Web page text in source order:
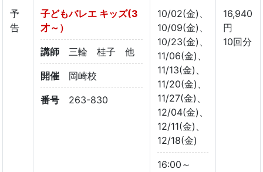
予
告
子どもバレエ キッズ(3
才～）
講師 三輪 桂子 他
開催 岡崎校
番号 263-830
10/02(金)、
10/09(金)、
10/23(金)、
11/06(金)、
11/13(金)、
11/20(金)、
11/27(金)、
12/04(金)、
12/11(金)、
12/18(金)
16:00～
16,940
円
10回分